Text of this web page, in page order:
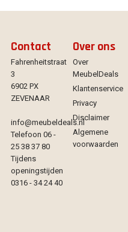
Contact
Fahrenheitstraat
3
6902 PX
ZEVENAAR
info@meubeldeals.nl
Telefoon 06 -
25 38 37 80
Tijdens
openingstijden
0316 - 34 24 40
Over ons
Over
MeubelDeals
Klantenservice
Privacy
Disclaimer
Algemene
voorwaarden